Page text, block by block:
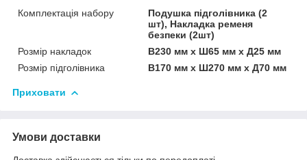
Комплектація набору
Подушка підголівника (2
шт), Накладка ременя
безпеки (2шт)
Розмір накладок
В230 мм x Ш65 мм x Д25 мм
Розмір підголівника
В170 мм x Ш270 мм x Д70 мм
Приховати
Умови доставки